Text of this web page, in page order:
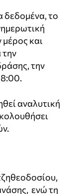
δεδομένα, το
και
την
την
αναλυτική
ενώ τη